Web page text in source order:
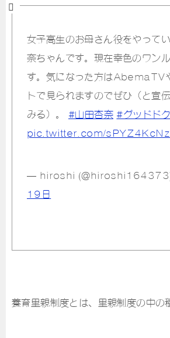
女子高生のお母さん役をやって
奈ちゃんです。現在幸色のワン
す。気になった方はAbemaTV
トで見られますのでぜひ（と宣
みる）。 #山田杏奈 #グッドド
pic.twitter.com/
— hiroshi
19日
養育里親制度とは、里親制度の中の